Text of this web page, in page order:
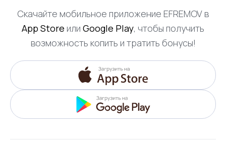
Скачайте мобильное приложение EFREMOV в
App Store или Google Play, чтобы получить
возможность копить и тратить бонусы!